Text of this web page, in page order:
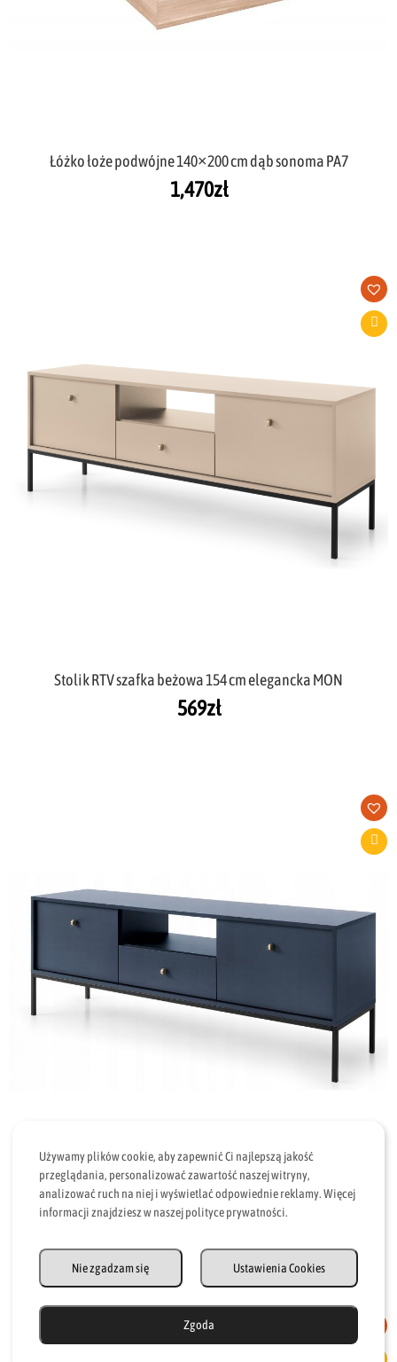
Łóżko łoże podwójne 140×200 cm dąb sonoma PA7
1,470zł
Stolik RTV szafka beżowa 154 cm elegancka MON
569zł
Stolik RTV szafka granatowa 154 cm elegancka MON
620 zł
Używamy plików cookie, aby zapewnić Ci najlepszą jakość
przeglądania, personalizować zawartość naszej witryny,
analizować ruch na niej i wyświetlać odpowiednie reklamy. Więcej
informacji znajdziesz w naszej polityce prywatności.
Zgoda
Ustawienia Cookies
Nie zgadzam się